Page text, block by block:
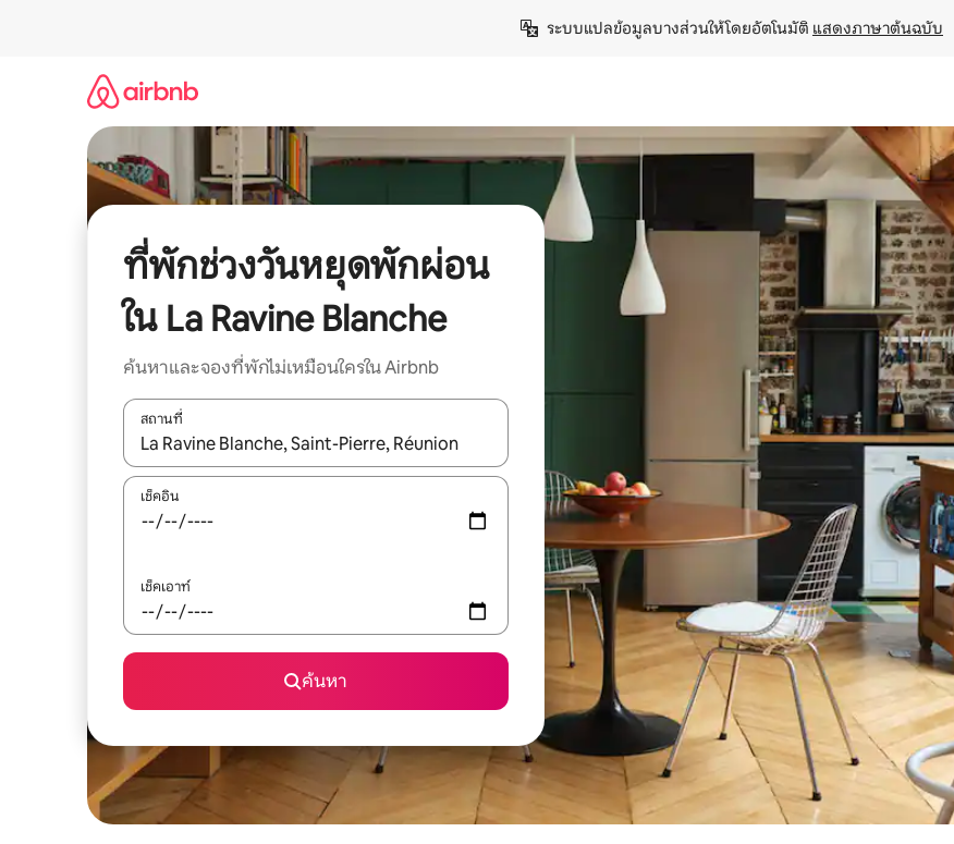
ระบบแปลข้อมูลบางส่วนให้โดยอัตโนมัติ แสดงภาษาต้นฉบับ
ที่พักช่วงวันหยุดพักผ่อน
ใน La Ravine Blanche
ค้นหาและจองที่พักไม่เหมือนใครใน Airbnb
สถานที่
ใช้ลูกศรขึ้นลง หรือใช้การสัมผัสหรือปัด เพื่อสำรวจผลการค้นหา
เช็คอิน
เช็คเอาท์
ค้นหา